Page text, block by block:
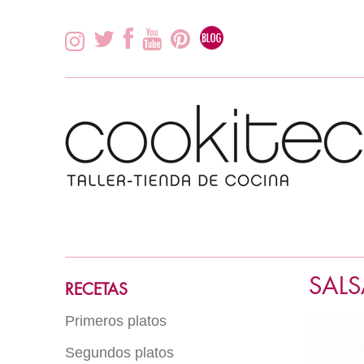
RECETAS
Primeros platos
Arroz
Segundos platos